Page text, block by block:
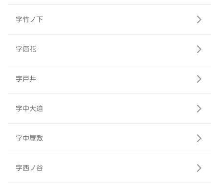
字竹ノ下
字筒花
字戸井
字中大迫
字中屋敷
字西ノ谷